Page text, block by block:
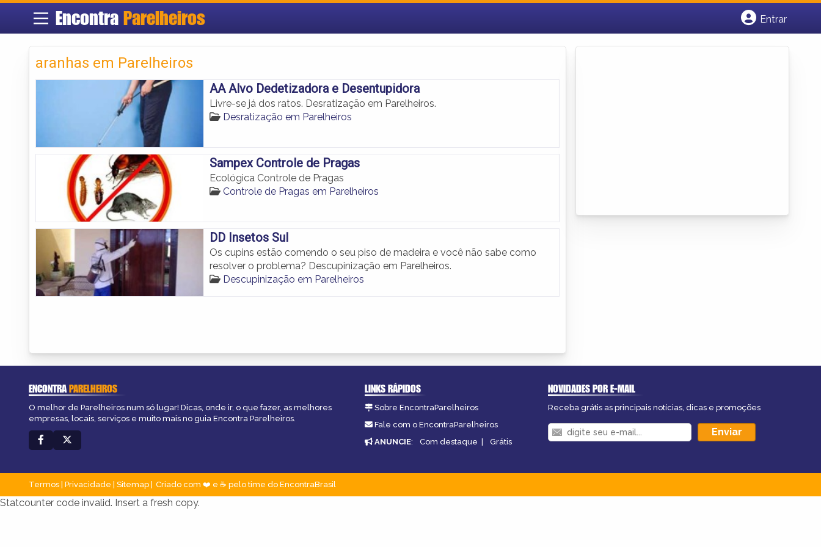
Encontra Parelheiros
Entrar
aranhas em Parelheiros
AA Alvo Dedetizadora e Desentupidora
Livre-se já dos ratos. Desratização em Parelheiros.
Desratização em Parelheiros
Sampex Controle de Pragas
Ecológica Controle de Pragas
Controle de Pragas em Parelheiros
DD Insetos Sul
Os cupins estão comendo o seu piso de madeira e você não sabe como
resolver o problema? Descupinização em Parelheiros.
Descupinização em Parelheiros
ENCONTRAPARELHEIROS
O melhor de Parelheiros num só lugar! Dicas, onde ir, o que fazer, as melhores
empresas, locais, serviços e muito mais no guia Encontra Parelheiros.
LINKS RÁPIDOS
Sobre EncontraParelheiros
Fale com o EncontraParelheiros
ANUNCIE: Com destaque | Grátis
NOVIDADES POR E-MAIL
Receba grátis as principais notícias, dicas e promoções
Termos Privacidade Sitemap Criado com ❤️ e ☕ pelo time do EncontraBrasil
Statcounter code invalid. Insert a fresh copy.